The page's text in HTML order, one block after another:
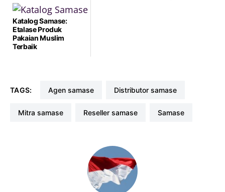
Katalog Samase:
Etalase Produk
Pakaian Muslim
Terbaik
TAGS: agen samase distributor samase
mitra samase reseller samase samase